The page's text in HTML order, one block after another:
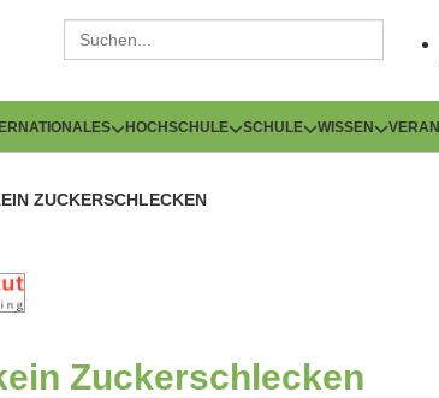
HOCHSCHULE SCHULE WISSEN
ZUCKERSCHLECKEN
Zuckerschlecken